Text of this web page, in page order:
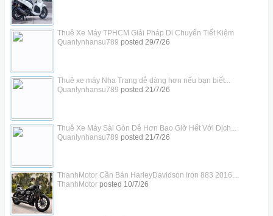
Thuê Xe Máy TPHCM Giải Pháp Di Chuyển Tiết Kiệm
Quanlynhansu789 posted 29/7/26
Thuê xe máy Nha Trang dễ dàng hơn nếu bạn biết...
Quanlynhansu789 posted 21/7/26
Thuê Xe Máy Sài Gòn Dễ Hơn Bao Giờ Hết Với Dịch...
Quanlynhansu789 posted 21/7/26
ThanhMotor Cần Bán HarleyDavidson Iron 883 2016...
ThanhMotorposted 10/7/26